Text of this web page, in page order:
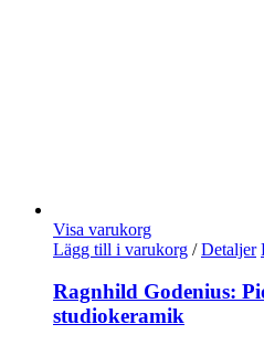
Visa varukorg
Lägg till i varukorg / Detaljer
Ragnhild Godenius:
studiokeramik